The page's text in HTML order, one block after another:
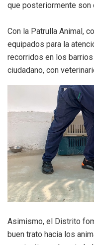
que posteriormente son
Con la Patrulla Animal,
equipados para la
recorridos en los
ciudadano, con
Asimismo, el Distrito
buen trato hacia los